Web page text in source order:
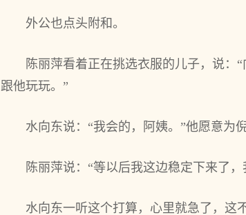
外公也点头附和。
陈丽萍看着正在挑选衣服的儿子，说：
跟他玩玩。”
水向东说：“我会的，阿姨。”他愿意为
陈丽萍说：“等以后我这边稳定下来了
水向东一听这个打算，心里就急了，这